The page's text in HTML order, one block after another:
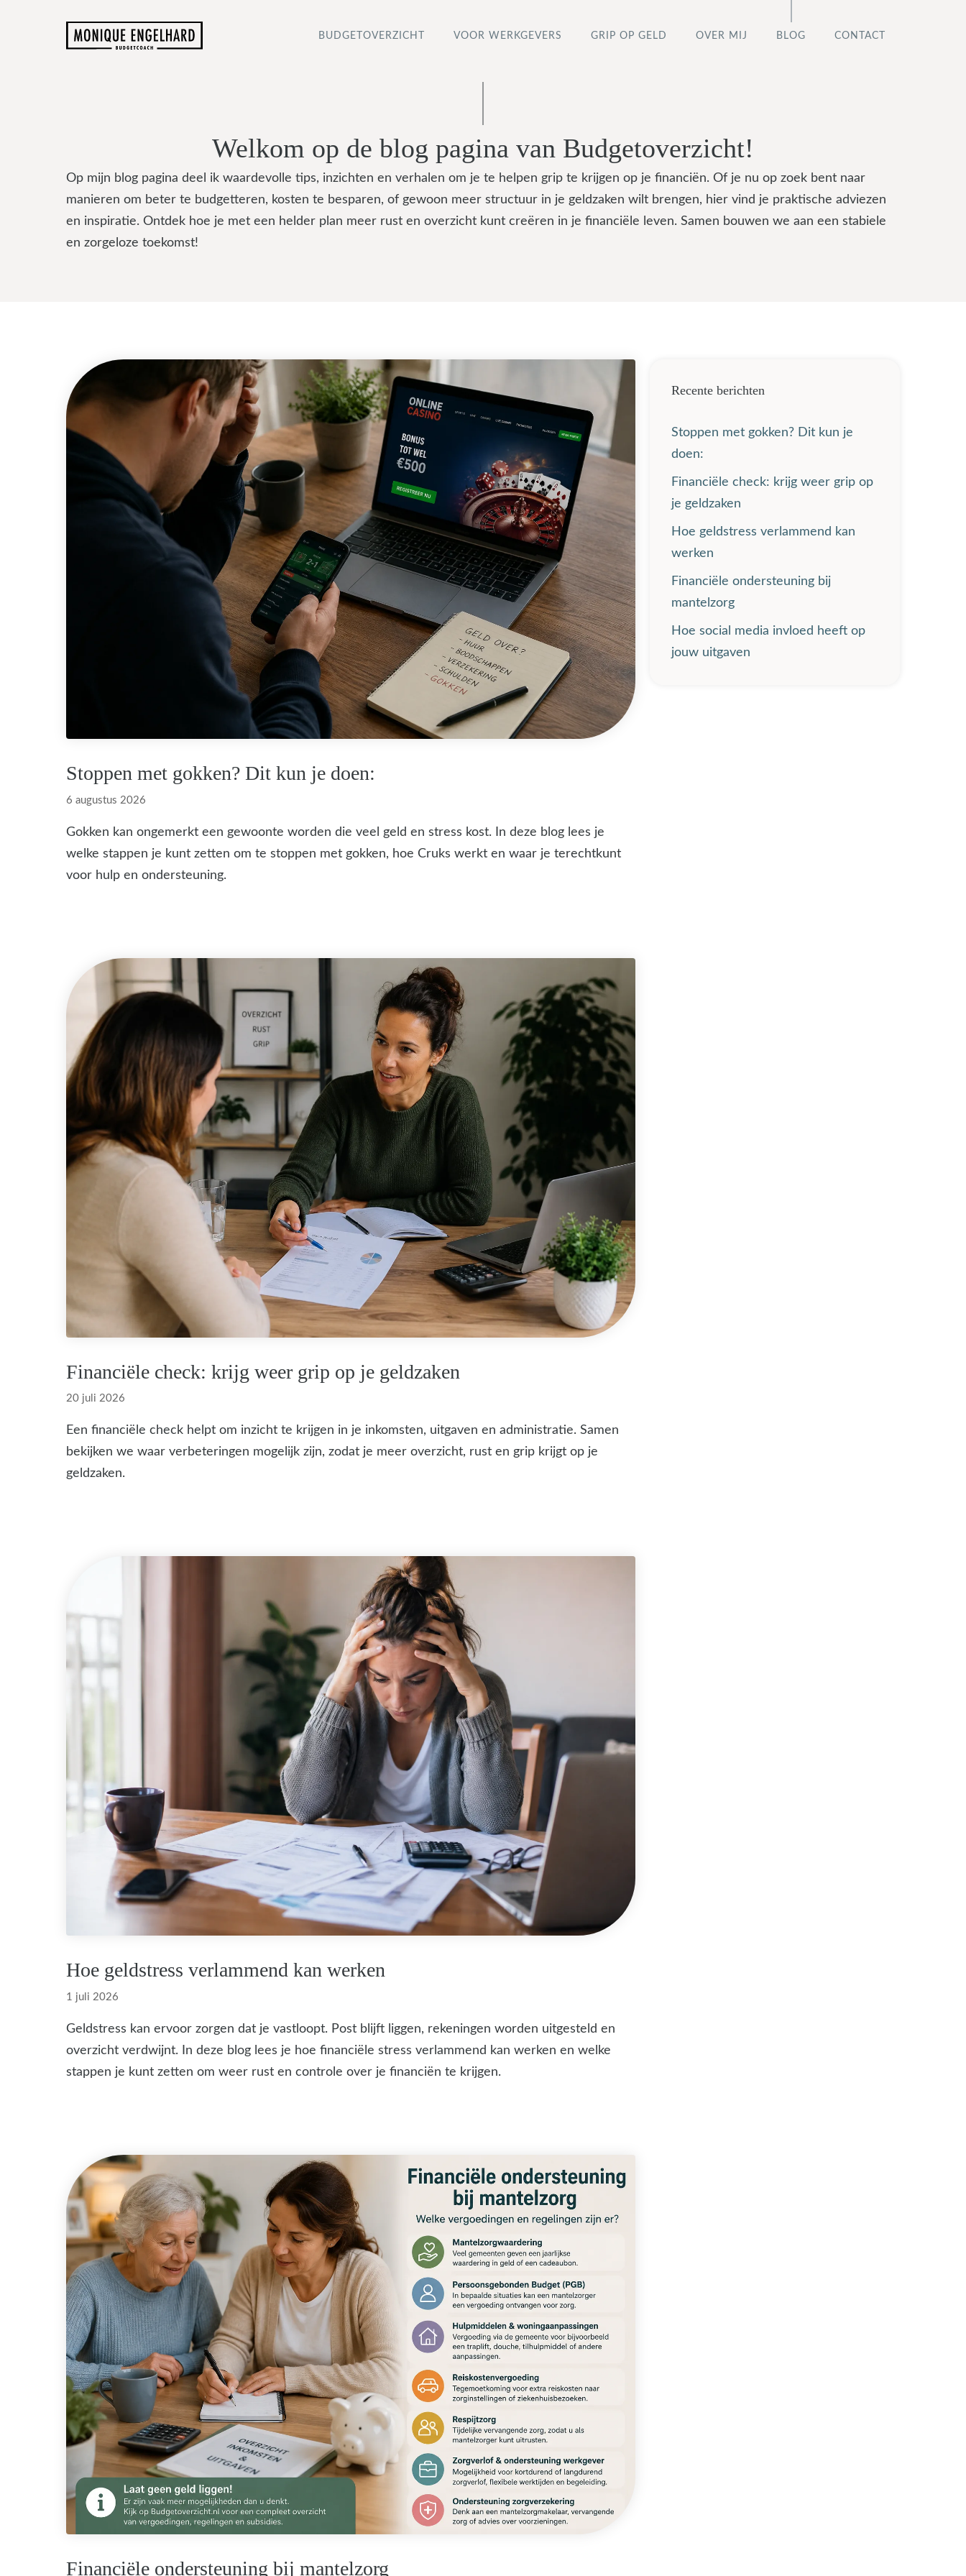
BUDGETOVERZICHT VOOR WERKGEVERS GRIP OP GELD OVER MIJ BLOG CONTACT
Welkom op de blog pagina van Budgetoverzicht!
Op mijn blog pagina deel ik waardevolle tips, inzichten en verhalen om je te helpen grip te krijgen op je financiën. Of je nu op zoek bent naar
manieren om beter te budgetteren, kosten te besparen, of gewoon meer structuur in je geldzaken wilt brengen, hier vind je praktische adviezen
en inspiratie. Ontdek hoe je met een helder plan meer rust en overzicht kunt creëren in je financiële leven. Samen bouwen we aan een stabiele
en zorgeloze toekomst!
Stoppen met gokken? Dit kun je doen:
6 augustus 2026
Gokken kan ongemerkt een gewoonte worden die veel geld en stress kost. In deze blog lees je
welke stappen je kunt zetten om te stoppen met gokken, hoe Cruks werkt en waar je terechtkunt
voor hulp en ondersteuning.
Financiële check: krijg weer grip op je geldzaken
20 juli 2026
Een financiële check helpt om inzicht te krijgen in je inkomsten, uitgaven en administratie. Samen
bekijken we waar verbeteringen mogelijk zijn, zodat je meer overzicht, rust en grip krijgt op je
geldzaken.
Hoe geldstress verlammend kan werken
1 juli 2026
Geldstress kan ervoor zorgen dat je vastloopt. Post blijft liggen, rekeningen worden uitgesteld en
overzicht verdwijnt. In deze blog lees je hoe financiële stress verlammend kan werken en welke
stappen je kunt zetten om weer rust en controle over je financiën te krijgen.
Financiële ondersteuning bij mantelzorg
Recente berichten
Stoppen met gokken? Dit kun je
doen:
Financiële check: krijg weer grip op
je geldzaken
Hoe geldstress verlammend kan
werken
Financiële ondersteuning bij
mantelzorg
Hoe social media invloed heeft op
jouw uitgaven